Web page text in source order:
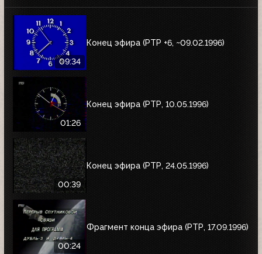
09:34
Конец эфира (РТР +6, ~09.02.1996)
01:26
Конец эфира (РТР, 10.05.1996)
00:39
Конец эфира (РТР, 24.05.1996)
00:24
Фрагмент конца эфира (РТР, 17.09.1996)